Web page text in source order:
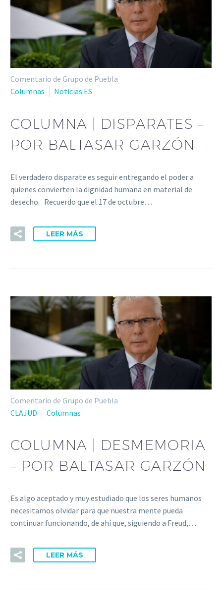
Comentario de Grupo de Puebla
Columnas
Noticias ES
COLUMNA | DISPARATES –
POR BALTASAR GARZÓN
El verdadero disparate es seguir entregando el poder a
quienes convierten la dignidad humana en material de
desecho. Recuerdo que el 17 de octubre…
LEER MÁS
Comentario de Grupo de Puebla
CLAJUD
Columnas
COLUMNA | DESMEMORIA
– POR BALTASAR GARZÓN
Es algo aceptado y muy estudiado que los seres humanos
necesitamos olvidar para que nuestra mente pueda
continuar funcionando, de ahí que, siguiendo a Freud,…
LEER MÁS